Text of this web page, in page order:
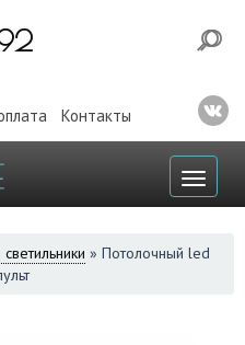
Контакты
» Потолочный led